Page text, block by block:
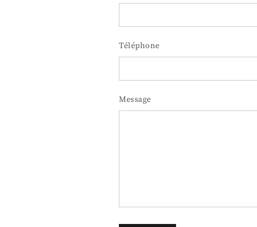
Téléphone
Message